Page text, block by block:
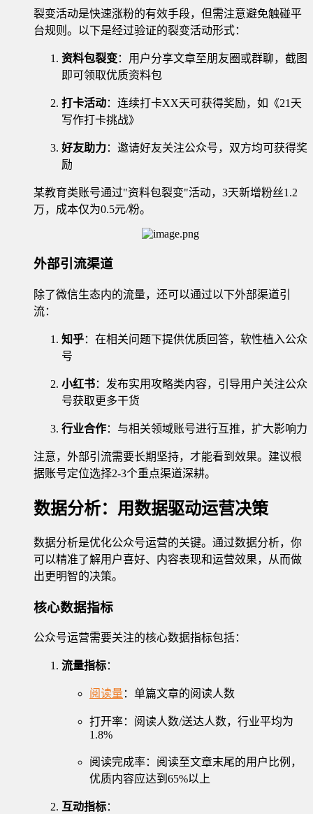
裂变活动是快速涨粉的有效手段，但需注意避免触碰平
台规则。以下是经过验证的裂变活动形式：
资料包裂变：用户分享文章至朋友圈或群聊，截图
即可领取优质资料包
打卡活动：连续打卡XX天可获得奖励，如《21天
写作打卡挑战》
好友助力：邀请好友关注公众号，双方均可获得奖
励
某教育类账号通过"资料包裂变"活动，3天新增粉丝1.2
万，成本仅为0.5元/粉。
外部引流渠道
除了微信生态内的流量，还可以通过以下外部渠道引
流：
知乎：在相关问题下提供优质回答，软性植入公众
号
小红书：发布实用攻略类内容，引导用户关注公众
号获取更多干货
行业合作：与相关领域账号进行互推，扩大影响力
注意，外部引流需要长期坚持，才能看到效果。建议根
据账号定位选择2-3个重点渠道深耕。
数据分析：用数据驱动运营决策
数据分析是优化公众号运营的关键。通过数据分析，你
可以精准了解用户喜好、内容表现和运营效果，从而做
出更明智的决策。
核心数据指标
公众号运营需要关注的核心数据指标包括：
流量指标：
阅读量 ：单篇文章的阅读人数
打开率：阅读人数/送达人数，行业平均为
1.8%
阅读完成率：阅读至文章末尾的用户比例，
优质内容应达到65%以上
互动指标：